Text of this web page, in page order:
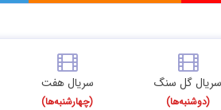
سریال گل سنگ
(دوشنبه‌ها)
سریال هفت
(چهارشنبه‌ها)